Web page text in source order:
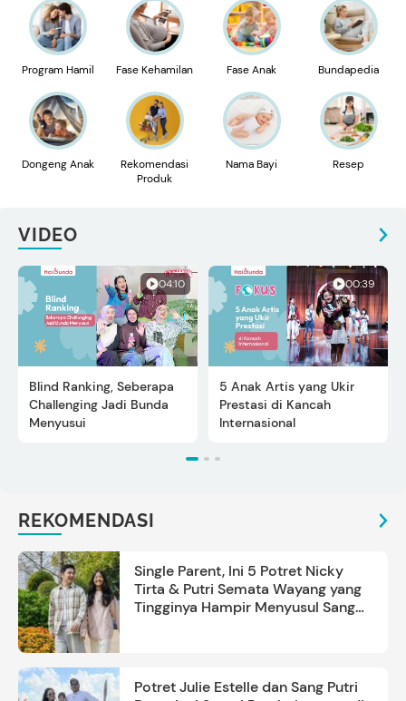
Program Hamil Fase Kehamilan Fase Anak Bundapedia
Dongeng Anak
Rekomendasi
Produk
Nama Bayi Resep
VIDEO
04:10
Blind Ranking, Seberapa
Challenging Jadi Bunda
Menyusui
00:39
5 Anak Artis yang Ukir
Prestasi di Kancah
Internasional
REKOMENDASI
Single Parent, Ini 5 Potret Nicky
Tirta & Putri Semata Wayang yang
Tingginya Hampir Menyusul Sang
Potret Julie Estelle dan Sang Putri